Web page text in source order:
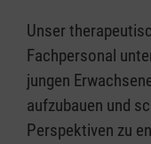
Unser
Fachpersonal
jungen
aufzubauen und
Perspektiven zu